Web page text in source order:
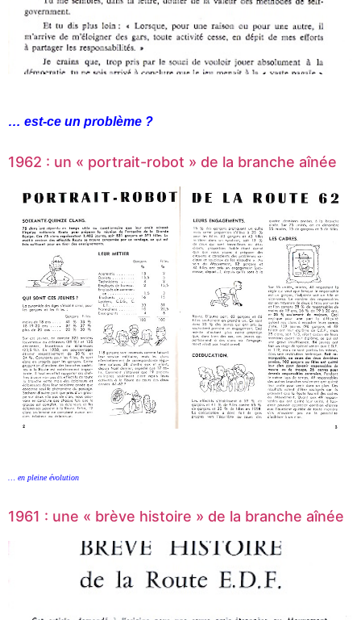
… est-ce un problème ?
1962 : un « portrait-robot » de la branche aînée
… en pleine évolution
1961 : une « brève histoire » de la branche aînée